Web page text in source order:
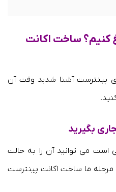
کنیم؟ ساخت اکانت
ی پینترست آشنا شدید وقت آن
است می توانید آن را به حالت
مرحله ما ساخت اکانت پینترست